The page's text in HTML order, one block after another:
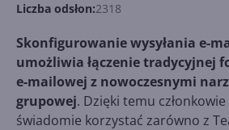
Liczba odsłon:2318
Skonfigurowanie wysyłania e-
umożliwia łączenie tradycyjnej
e-mailowej z nowoczesnymi
grupowej. Dzięki temu
świadomie korzystać zarówno z